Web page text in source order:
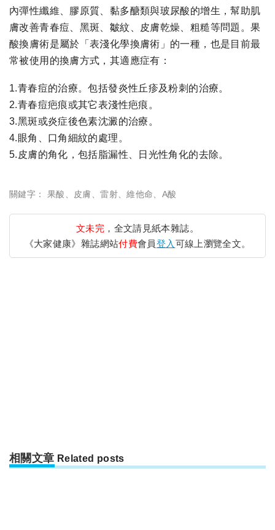
內彈性纖維、膠原質、黏多醣類與玻尿酸的增生，幫助肌
膚改善青春痘、黑斑、皺紋、皮膚乾燥、粗糙等問題。果
酸換膚術是屬於「表淺化學換膚術」的一種，也是目前最
常被使用的換膚方式，其適應症有：
1.青春痘的治療。包括發炎性丘疹及粉刺的治療。
2.青春痘疤痕或其它表淺性疤痕。
3.黑斑或炎症後色素沈澱的治療。
4.眼角、口角細紋的處理。
5.皮膚的角化，包括脂漏性、日光性角化的去除。
關鍵字： 果酸 皮膚 、雷射、維他命 A酸
文未完 ，全文請見紙本雜誌。
《大家健康》雜誌網站付費會員登入 可線上瀏覽全文。
相關文章 Related posts